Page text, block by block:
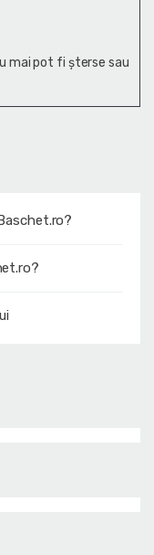
mai pot fi șterse sau